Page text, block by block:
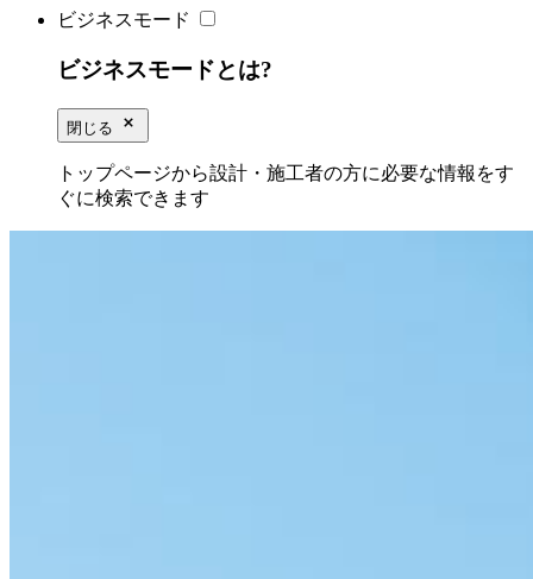
ビジネスモード
ビジネスモードとは?
閉じる close_small
トップページから設計・施工者の方に必要な情報をす
ぐに検索できます